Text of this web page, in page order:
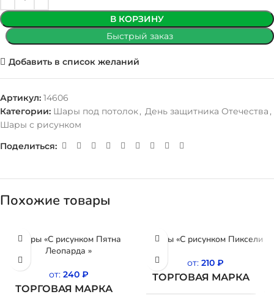
В КОРЗИНУ
Быстрый заказ
Добавить в список желаний
Артикул: 14606
Категории: Шары под потолок, День защитника Отечества ,
Шары с рисунком
Поделиться:
Похожие товары
Шары «С рисунком Пятна
Леопарда »
от: 240 ₽
ТОРГОВАЯ МАРКА
Шары «С рисунком Пиксели
от: 210 ₽
ТОРГОВАЯ МАРКА